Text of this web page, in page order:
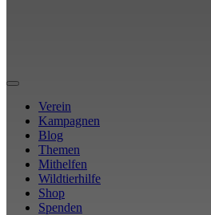
Verein
Kampagnen
Blog
Themen
Mithelfen
Wildtierhilfe
Shop
Spenden